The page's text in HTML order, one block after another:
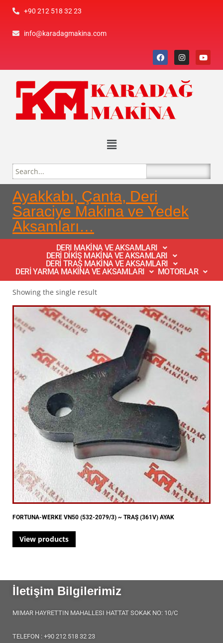
+90 212 518 32 23
info@karadagmakina.com
Ayakkabı, Çanta, Deri
Saraciye Makina ve Yedek
Aksamları…
DERI MAKİNA VE AKSAMLARI
DERİ DİKİŞ MAKİNA VE AKSAMLARI
DERİ TRAŞ MAKİNA VE AKSAMLARI
DERİ YARMA MAKİNA VE AKSAMLARI
MOTORLAR
Showing the single result
FORTUNA-WERKE VN50 (532-2079/3) ~ TRAŞ (361V) AYAK
View products
İletişim Bilgilerimiz
MIMAR HAYRETTIN MAHALLESI HATTAT SOKAK NO: 10/C
TELEFON : +90 212 518 32 23